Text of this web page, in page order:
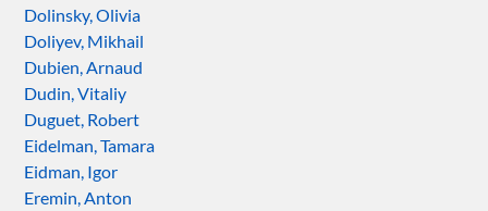
Dolinsky, Olivia
Doliyev, Mikhail
Dubien, Arnaud
Dudin, Vitaliy
Duguet, Robert
Eidelman, Tamara
Eidman, Igor
Eremin, Anton